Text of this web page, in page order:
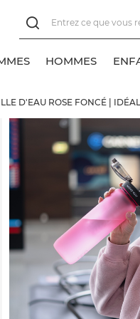
tout
pour baskets
classiques
invisibles
HOMMES
tout
classiques
pour baskets
invisibles
tout
tout
D'EAU ROSE FONCÉ |